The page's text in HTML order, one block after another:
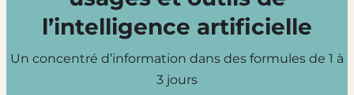
l’intelligence artificielle
Un concentré d’information dans des formules de 1 à
3 jours